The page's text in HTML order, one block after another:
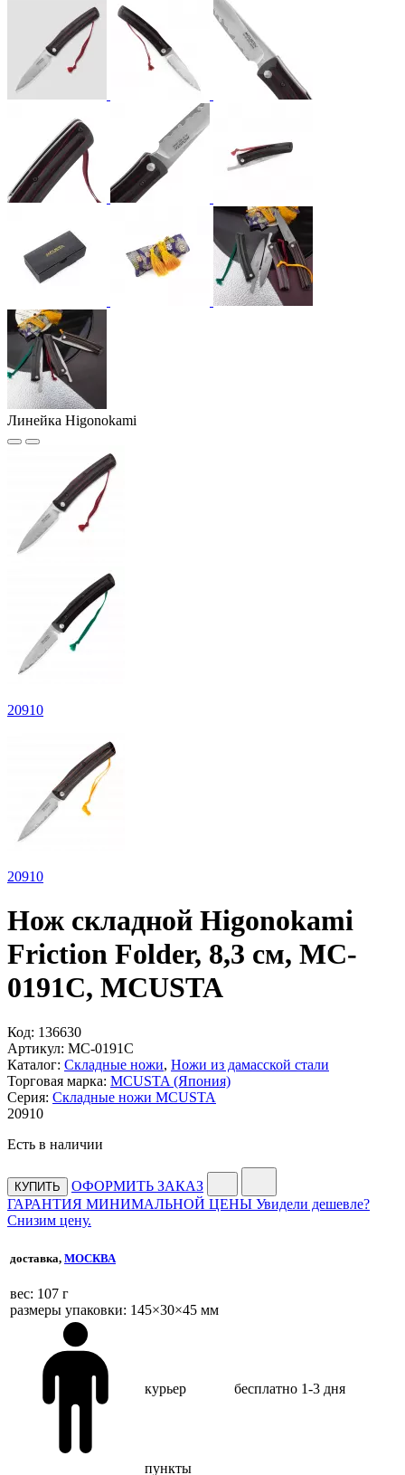
Линейка Higonokami
20910
20910
Нож складной Higonokami
Friction Folder, 8,3 см, MC-
0191C, MCUSTA
Код: 136630
Артикул: MC-0191C
Каталог: Складные ножи, Ножи из дамасской стали
Торговая марка: MCUSTA (Япония)
Серия: Складные ножи MCUSTA
20910
Есть в наличии
КУПИТЬ
ОФОРМИТЬ ЗАКАЗ
ГАРАНТИЯ МИНИМАЛЬНОЙ ЦЕНЫ Увидели дешевле?
Снизим цену.
доставка, МОСКВА
веc: 107 г
размеры упаковки: 145×30×45 мм
курьер бесплатно 1-3 дня
пункты